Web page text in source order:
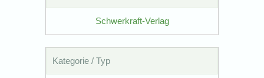
Schwerkraft-Verlag
Kategorie / Typ